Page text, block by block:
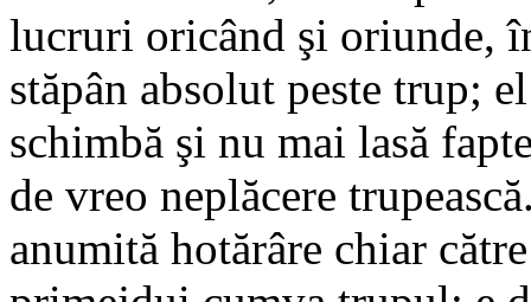
lucruri oricând şi oriunde,
stăpân absolut peste trup;
schimbă şi nu mai lasă
de vreo neplăcere
anumită hotărâre chiar